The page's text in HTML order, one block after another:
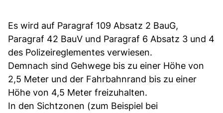
Es wird auf Paragraf 109 Absatz 2 BauG,
Paragraf 42 BauV und Paragraf 6 Absatz 3 und 4
des Polizeireglementes verwiesen.
Demnach sind Gehwege bis zu einer Höhe von
2,5 Meter und der Fahrbahnrand bis zu einer
Höhe von 4,5 Meter freizuhalten.
In den Sichtzonen (zum Beispiel bei